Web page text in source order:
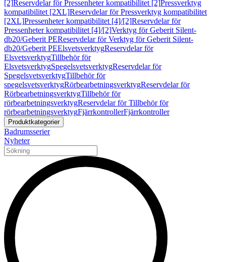
[2]Reservdelar för Pressenheter kompatibilitet [2]Pressverktyg
kompatibilitet [2XL]Reservdelar för Pressverktyg kompatibilitet
[2XL]Pressenheter kompatibilitet [4]/[2]Reservdelar för
Pressenheter kompatibilitet [4]/[2]Verktyg för Geberit Silent-
db20/Geberit PEReservdelar för Verktyg för Geberit Silent-
db20/Geberit PEElsvetsverktygReservdelar för
ElsvetsverktygTillbehör för
ElsvetsverktygSpegelsvetsverktygReservdelar för
SpegelsvetsverktygTillbehör för
spegelsvetsverktygRörbearbetningsverktygReservdelar för
RörbearbetningsverktygTillbehör för
rörbearbetningsverktygReservdelar för Tillbehör för
rörbearbetningsverktygFjärrkontrollerFjärrkontroller
Produktkategorier
Badrumsserier
Nyheter